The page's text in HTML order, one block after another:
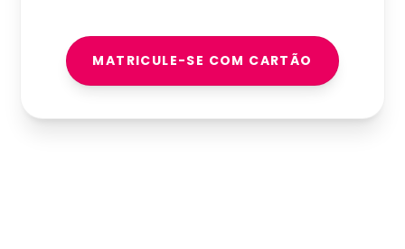
MATRICULE-SE COM CARTÃO